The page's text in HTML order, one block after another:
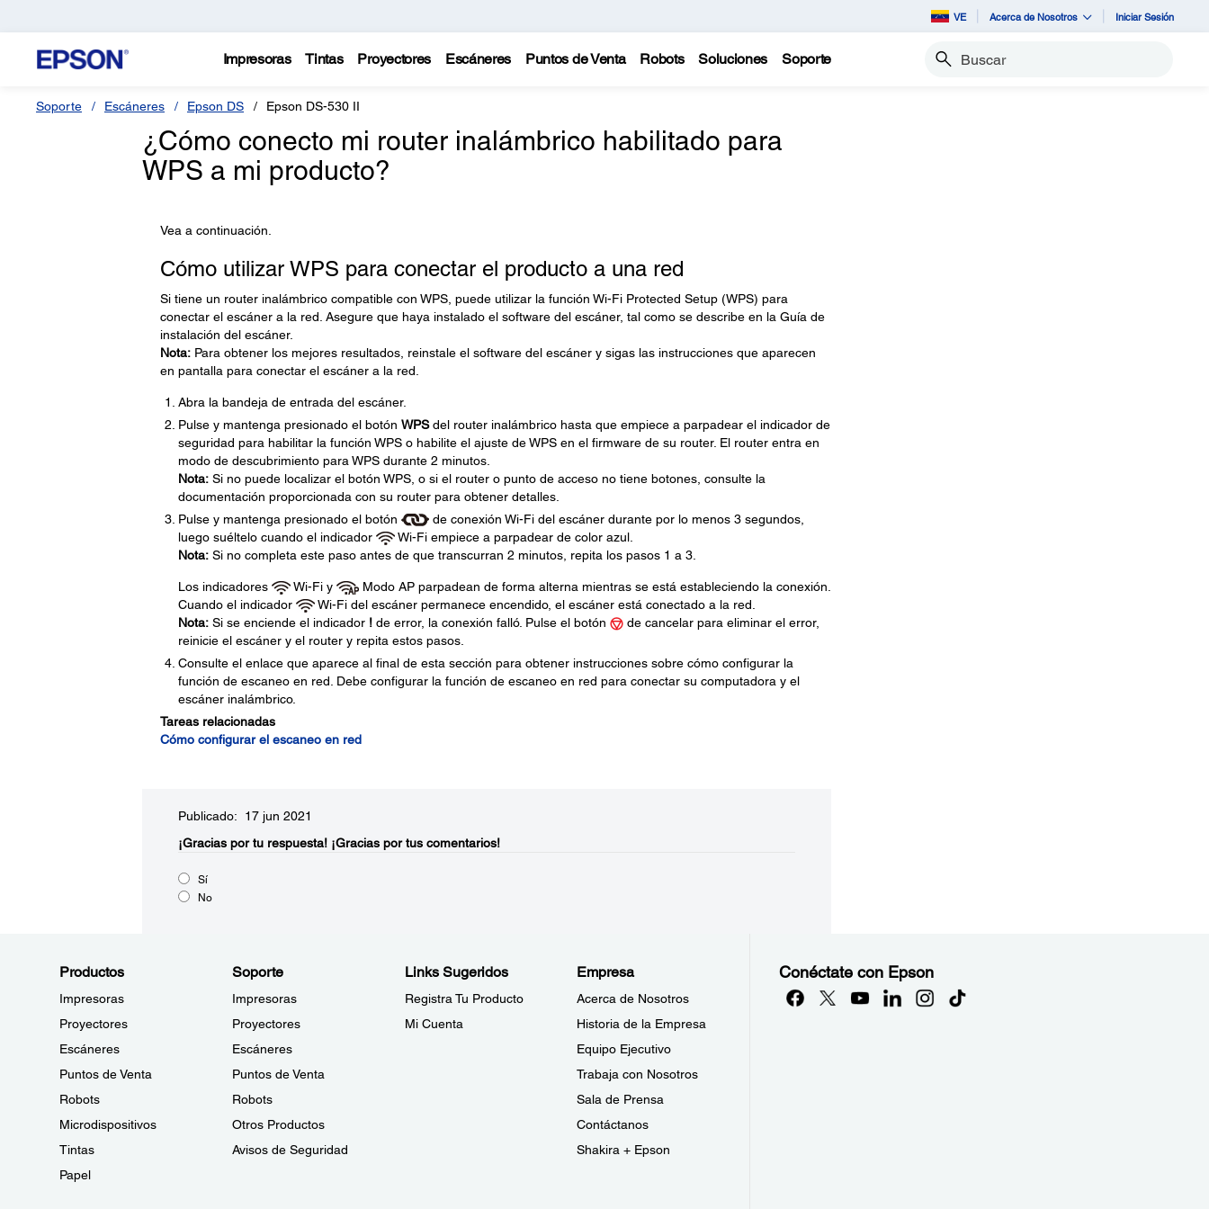
VE Acerca de Nosotros Iniciar Sesión
Impresoras Tintas Proyectores Escáneres Puntos de Venta Robots Soluciones Soporte Buscar
Soporte Escáneres Epson DS Epson DS-530 II
¿Cómo conecto mi router inalámbrico habilitado para
WPS a mi producto?
Vea a continuación.
Cómo utilizar WPS para conectar el producto a una red
Si tiene un router inalámbrico compatible con WPS, puede utilizar la función Wi-Fi Protected Setup (WPS) para
conectar el escáner a la red. Asegure que haya instalado el software del escáner, tal como se describe en la Guía de
instalación del escáner.
Nota:Para obtener los mejores resultados, reinstale el software del escáner y sigas las instrucciones que aparecen
en pantalla para conectar el escáner a la red.
Abra la bandeja de entrada del escáner.
Pulse y mantenga presionado el botón WPSdel router inalámbrico hasta que empiece a parpadear el indicador de
seguridad para habilitar la función WPS o habilite el ajuste de WPS en el firmware de su router. El router entra en
modo de descubrimiento para WPS durante 2 minutos.
Nota:Si no puede localizar el botón WPS, o si el router o punto de acceso no tiene botones, consulte la
documentación proporcionada con su router para obtener detalles.
Pulse y mantenga presionado el botón
de conexión Wi-Fi del escáner durante por lo menos 3 segundos,
luego suéltelo cuando el indicador
Wi-Fi empiece a parpadear de color azul.
Nota:Si no completa este paso antes de que transcurran 2 minutos, repita los pasos 1 a 3.
Los indicadores Wi-Fi y
Modo AP parpadean de forma alterna mientras se está estableciendo la conexión.
Cuando el indicador
Wi-Fi del escáner permanece encendido, el escáner está conectado a la red.
Nota:Si se enciende el indicador !de error, la conexión falló. Pulse el botón
de cancelar para eliminar el error,
reinicie el escáner y el router y repita estos pasos.
Consulte el enlace que aparece al final de esta sección para obtener instrucciones sobre cómo configurar la
función de escaneo en red. Debe configurar la función de escaneo en red para conectar su computadora y el
escáner inalámbrico.
Tareas relacionadas
Cómo configurar el escaneo en red
Publicado: 17 jun 2021
¡Gracias por tu respuesta! ¡Gracias por tus comentarios!
Sí
No
Productos
Impresoras
Proyectores
Escáneres
Puntos de Venta
Robots
Microdispositivos
Tintas
Papel
Soporte
Impresoras
Proyectores
Escáneres
Puntos de Venta
Robots
Otros Productos
Avisos de Seguridad
Links Sugeridos
Registra Tu Producto
Mi Cuenta
Empresa
Acerca de Nosotros
Historia de la Empresa
Equipo Ejecutivo
Trabaja con Nosotros
Sala de Prensa
Contáctanos
Shakira + Epson
Conéctate con Epson